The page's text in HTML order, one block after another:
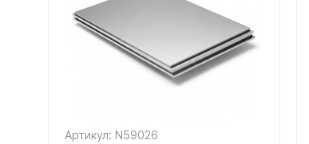
Артикул: N59026